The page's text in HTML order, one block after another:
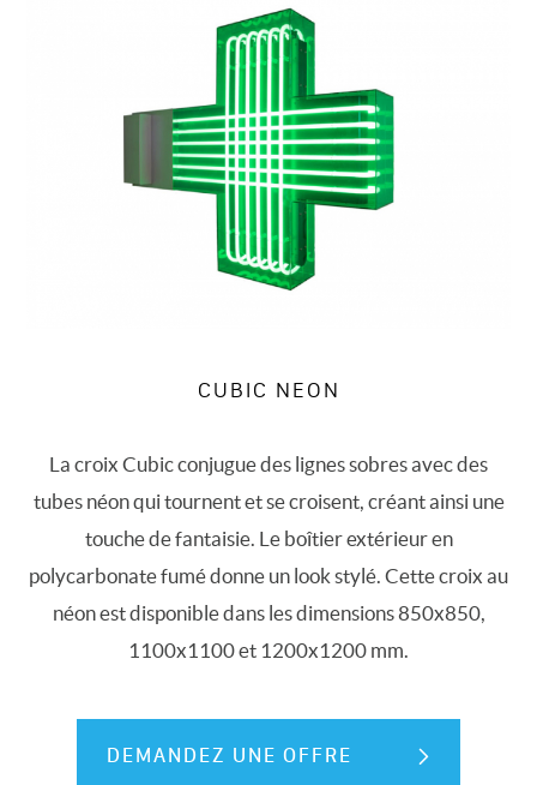
CUBIC NEON
La croix Cubic conjugue des lignes sobres avec des
tubes néon qui tournent et se croisent, créant ainsi une
touche de fantaisie. Le boîtier extérieur en
polycarbonate fumé donne un look stylé. Cette croix au
néon est disponible dans les dimensions 850x850,
1100x1100 et 1200x1200 mm.
DEMANDEZ UNE OFFRE